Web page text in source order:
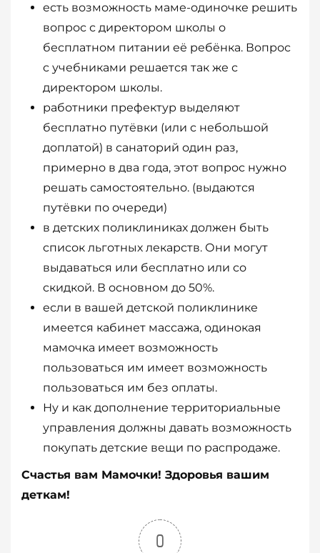
есть возможность маме-одиночке решить
вопрос с директором школы о
бесплатном питании её ребёнка. Вопрос
с учебниками решается так же с
директором школы.
работники префектур выделяют
бесплатно путёвки (или с небольшой
доплатой) в санаторий один раз,
примерно в два года, этот вопрос нужно
решать самостоятельно. (выдаются
путёвки по очереди)
в детских поликлиниках должен быть
список льготных лекарств. Они могут
выдаваться или бесплатно или со
скидкой. В основном до 50%.
если в вашей детской поликлинике
имеется кабинет массажа, одинокая
мамочка имеет возможность
пользоваться им имеет возможность
пользоваться им без оплаты.
Ну и как дополнение территориальные
управления должны давать возможность
покупать детские вещи по распродаже.
Счастья вам Мамочки! Здоровья вашим
деткам!
0